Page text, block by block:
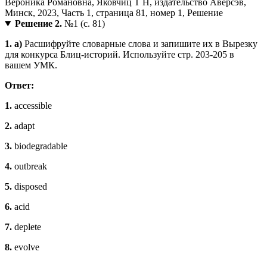
Решение 2.№1 (с. 81)
1. a) Расшифруйте словарные слова и запишите их в Вырезку
для конкурса Блиц-историй. Используйте стр. 203-205 в
вашем УМК.
Ответ:
1. accessible
2. adapt
3. biodegradable
4. outbreak
5. disposed
6. acid
7. deplete
8. evolve